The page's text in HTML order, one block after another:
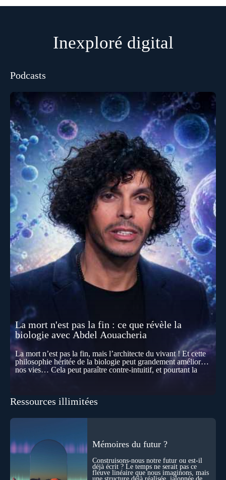
Inexploré digital
Podcasts
La mort n'est pas la fin : ce que révèle la
biologie avec Abdel Aouacheria
La mort n’est pas la fin, mais l’architecte du vivant ! Et cette
philosophie héritée de la biologie peut grandement améliorer
nos vies… Cela peut paraître contre-intuitif, et pourtant la
se construisent grâce à des milliers de morts cellulaires
effacements nécessaires façonnent la vie elle-même. À toutes
elle transformer notre manière de penser la mort ? Existe-t-il
des ponts avec nos intuitions métaphysiques sur le cycle de
l’âme ? Nous en parlons avec Abdel Aouacheria, docteur en
biochimie et spécialiste de la mort cellulaire.
Ressources illimitées
Mémoires du futur ?
Construisons-nous notre futur ou est-il
déjà écrit ? Le temps ne serait pas ce
fleuve linéaire que nous imaginons, mais